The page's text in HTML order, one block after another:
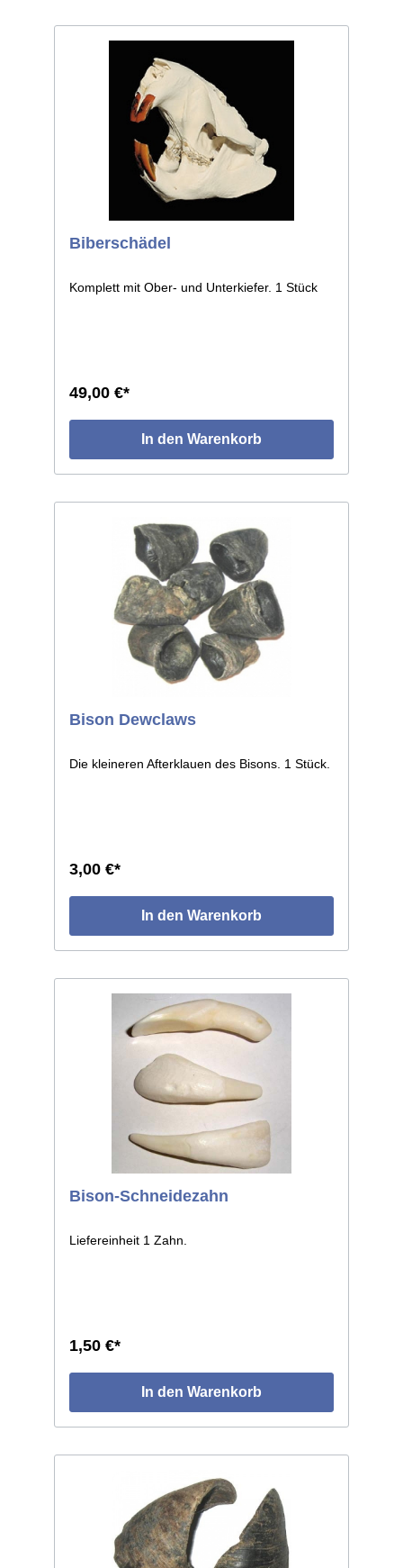
Biberschädel
Komplett mit Ober- und Unterkiefer. 1 Stück
49,00 €*
In den Warenkorb
Bison Dewclaws
Die kleineren Afterklauen des Bisons. 1 Stück.
3,00 €*
In den Warenkorb
Bison-Schneidezahn
Liefereinheit 1 Zahn.
1,50 €*
In den Warenkorb